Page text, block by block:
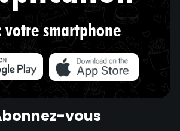
votre smartphone
vous